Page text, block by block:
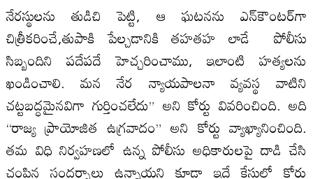
నేరస్థులను తుడిచి పెట్టి, ఆ ఘటనను ఎన్‌కౌంటర్‌గా
చిత్రీకరించే,తుపాకి పేల్చడానికి తహతహ లాడే పోలీసు
సిబ్బందిని పదేపదే హెచ్చరించాము, ఇలాంటి హత్యలను
ఖండించాలి. మన నేర న్యాయపాలనా వ్యవస్థ వాటిని
చట్టబద్ధమైనవిగా గుర్తించలేదు” అని కోర్టు వివరించింది. అది
“రాజ్య ప్రాయోజిత ఉగ్రవాదం” అని కోర్టు వ్యాఖ్యానించింది.
తమ విధి నిర్వహణలో ఉన్న పోలీసు అధికారులపై దాడి చేసి
చంపిన సందర్భాలు ఉన్నాయని కూడా ఇదే కేసులో కోర్టు